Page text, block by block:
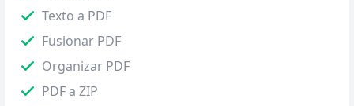
Texto a PDF
Fusionar PDF
Organizar PDF
PDF a ZIP